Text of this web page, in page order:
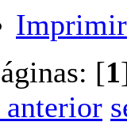
Imprimir
[1
anterior